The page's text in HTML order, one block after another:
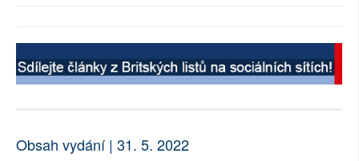
Obsah vydání | 31. 5. 2022